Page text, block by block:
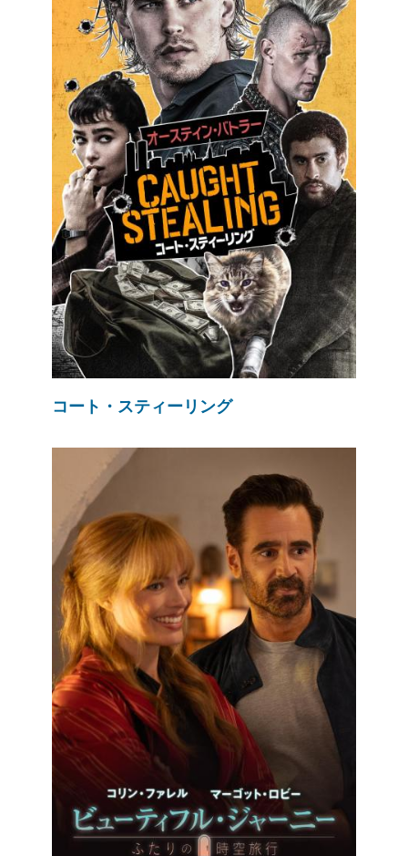
コート・スティーリング